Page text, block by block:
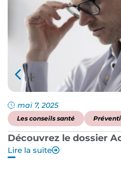
mai 7, 2025
Les conseils santé
Découvrez le dossier
Lire la suite